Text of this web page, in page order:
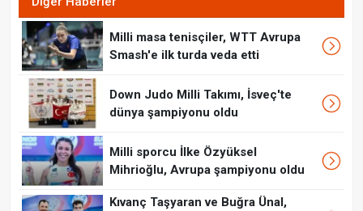
Milli masa tenisçiler, WTT Avrupa
Smash'e ilk turda veda etti
Down Judo Milli Takımı, İsveç'te
dünya şampiyonu oldu
Milli sporcu İlke Özyüksel
Mihrioğlu, Avrupa şampiyonu oldu
Kıvanç Taşyaran ve Buğra Ünal,